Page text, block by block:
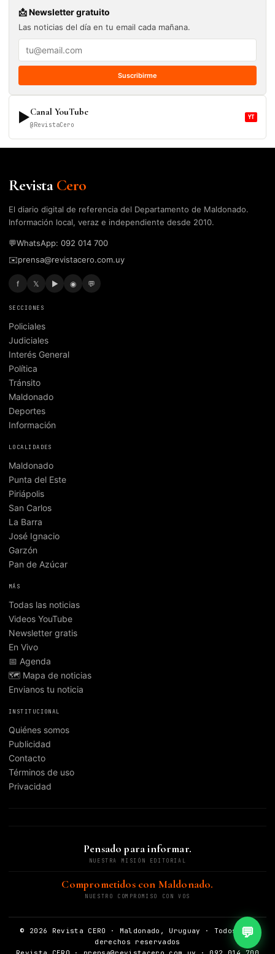
📩 Newsletter gratuito
Las noticias del día en tu email cada mañana.
Suscribirme
▶Canal YouTube
@RevistaCero
YT
RevistaCero
El diario digital de referencia del Departamento de Maldonado.
Información local, veraz e independiente desde 2010.
💬WhatsApp: 092 014 700
✉️prensa@revistacero.com.uy
f 𝕏 ▶ ◉ 💬
SECCIONES
Policiales
Judiciales
Interés General
Política
Tránsito
Maldonado
Deportes
Información
LOCALIDADES
Maldonado
Punta del Este
Piriápolis
San Carlos
La Barra
José Ignacio
Garzón
Pan de Azúcar
MÁS
Todas las noticias
Videos YouTube
Newsletter gratis
En Vivo
📅 Agenda
🗺️ Mapa de noticias
Envianos tu noticia
INSTITUCIONAL
Quiénes somos
Publicidad
Contacto
Términos de uso
Privacidad
Pensado para informar.
NUESTRA MISIÓN EDITORIAL
Comprometidos con Maldonado.
NUESTRO COMPROMISO CON VOS
© 2026 Revista CERO · Maldonado, Uruguay · Todos los
derechos reservados
💬